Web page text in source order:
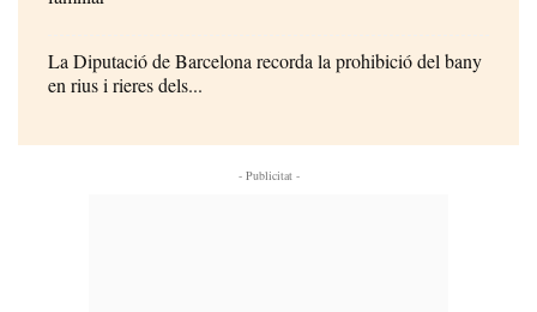
La Diputació de Barcelona recorda la prohibició del bany
en rius i rieres dels...
- Publicitat -